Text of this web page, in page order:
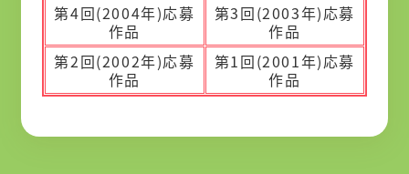
第4回(2004年)応募
作品
第3回(2003年)応募
作品
第2回(2002年)応募
作品
第1回(2001年)応募
作品